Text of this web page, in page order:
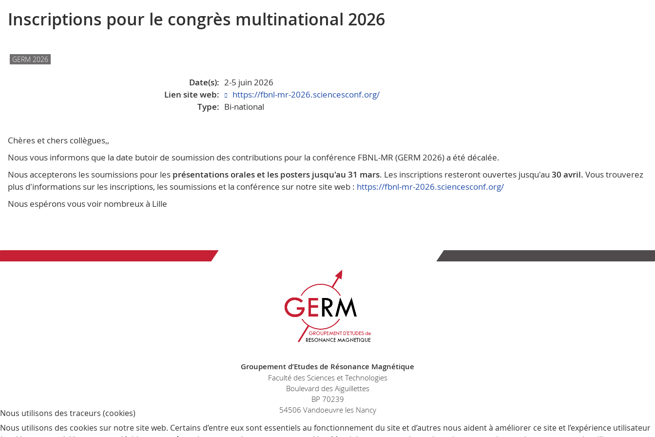
Inscriptions pour le congrès multinational 2026
GERM 2026
Date(s): 2-5 juin 2026
Lien site web:
https://fbnl-mr-2026.sciencesconf.org/
Type: Bi-national
Chères et chers collègues,,
Nous vous informons que la date butoir de soumission des contributions pour la conférence FBNL-MR (GERM 2026) a été décalée.
Nous accepterons les soumissions pour les présentations orales et les posters jusqu'au 31 mars. Les inscriptions resteront ouvertes jusqu'au30 avril. Vous trouverez
plus d'informations sur les inscriptions, les soumissions et la conférence sur notre site web : https://fbnl-mr-2026.sciencesconf.org/
Nous espérons vous voir nombreux à Lille
Groupement d’Etudes de Résonance Magnétique
Faculté des Sciences et Technologies
Boulevard des Aiguillettes
BP 70239
54506 Vandoeuvre les Nancy
Nous utilisons des traceurs (cookies)
Nous utilisons des cookies sur notre site web. Certains d’entre eux sont essentiels au fonctionnement du site et d’autres nous aident à améliorer ce site et l’expérience utilisateur